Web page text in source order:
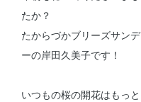
たか？
たからづかブリーズサンデ
ーの岸田久美子です！
いつもの桜の開花はもっと